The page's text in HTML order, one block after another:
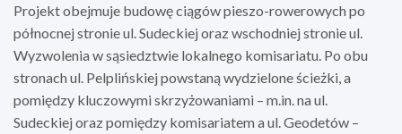
Projekt obejmuje budowę ciągów pieszo-rowerowych po
północnej stronie ul. Sudeckiej oraz wschodniej stronie ul.
Wyzwolenia w sąsiedztwie lokalnego komisariatu. Po obu
stronach ul. Pelplińskiej powstaną wydzielone ścieżki, a
pomiędzy kluczowymi skrzyżowaniami – m.in. na ul.
Sudeckiej oraz pomiędzy komisariatem a ul. Geodetów –